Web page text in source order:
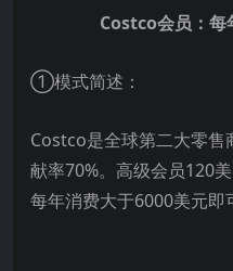
Costco会员：每
①模式简述：
Costco是全球第二大零
献率70%。高级会员120
每年消费大于6000美元即